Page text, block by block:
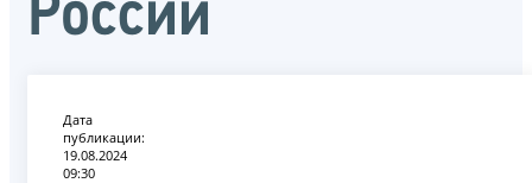
России
Дата
публикации:
19.08.2024
09:30